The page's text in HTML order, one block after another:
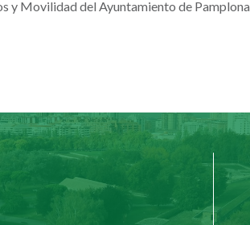
y Movilidad del Ayuntamiento de Pamplona